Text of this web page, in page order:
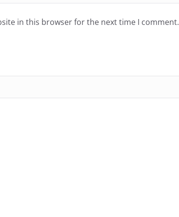
in this browser for the next time I comment.